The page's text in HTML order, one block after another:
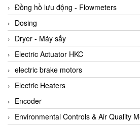
AND Vietnam
ANDERSON-NEGELE
ANDILOG Technologies Vietnam
Anritsu
ANTEC S.A
Antico pumps
Anybus/ HMS
AOBEN
Đồng hồ lưu động - Flowmeters
Dosing
Dryer - Máy sấy
Electric Actuator HKC
electric brake motors
Electric Heaters
Encoder
Environmental Controls & Air Quality